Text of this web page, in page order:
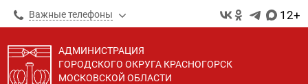
Важные телефоны 12+
АДМИНИСТРАЦИЯ
ГОРОДСКОГО ОКРУГА КРАСНОГОРСК
МОСКОВСКОЙ ОБЛАСТИ